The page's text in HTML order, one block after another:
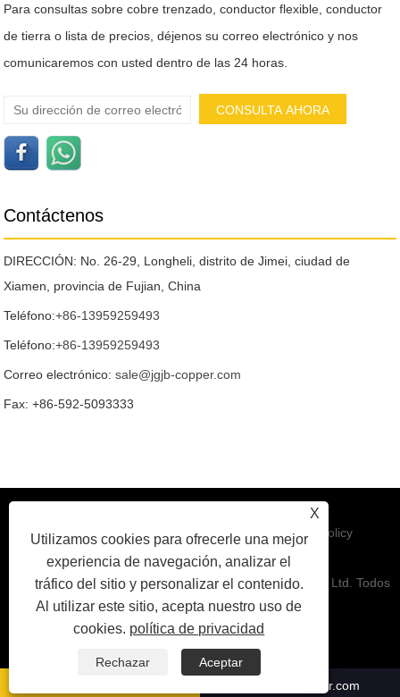
Para consultas sobre cobre trenzado, conductor flexible, conductor
de tierra o lista de precios, déjenos su correo electrónico y nos
comunicaremos con usted dentro de las 24 horas.
Contáctenos
DIRECCIÓN: No. 26-29, Longheli, distrito de Jimei, ciudad de
Xiamen, provincia de Fujian, China
Teléfono:+86-13959259493
Teléfono:+86-13959259493
Correo electrónico:sale@jgjb-copper.com
Fax: +86-592-5093333
Enlaces Sitemap RSS XML Privacy Policy
Copyright © 2025 Xiamen jinguo Jinbei Cable Sales Co., Ltd. Todos
los derechos reservados.
X
Utilizamos cookies para ofrecerle una mejor
experiencia de navegación, analizar el
tráfico del sitio y personalizar el contenido.
Al utilizar este sitio, acepta nuestro uso de
cookies. política de privacidad
Rechazar
Aceptar
sale@jgjb-copper.com